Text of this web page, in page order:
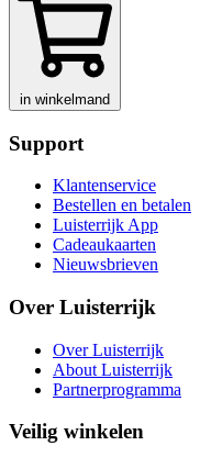
in winkelmand
Support
Klantenservice
Bestellen en betalen
Luisterrijk App
Cadeaukaarten
Nieuwsbrieven
Over Luisterrijk
Over Luisterrijk
About Luisterrijk
Partnerprogramma
Veilig winkelen